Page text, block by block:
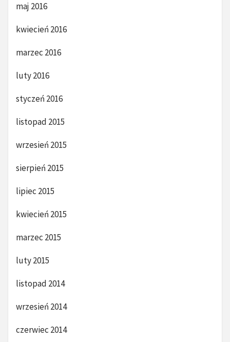
maj 2016
kwiecień 2016
marzec 2016
luty 2016
styczeń 2016
listopad 2015
wrzesień 2015
sierpień 2015
lipiec 2015
kwiecień 2015
marzec 2015
luty 2015
listopad 2014
wrzesień 2014
czerwiec 2014